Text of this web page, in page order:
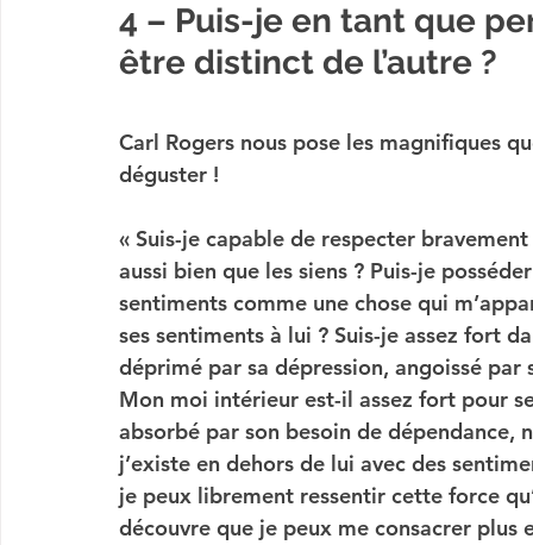
4 – Puis-je en tant que
être distinct de l’autre ?
Carl Rogers nous pose les magnifiques
déguster !
« Suis-je capable de respecter
aussi bien que les siens ? Puis-je
sentiments comme une chose qui
ses sentiments à lui ? Suis-je assez fort
déprimé par sa dépression, angoissé
Mon moi intérieur est-il assez fort pour
absorbé par son besoin de dépendance,
j’existe en dehors de lui avec des
je peux librement ressentir cette force
découvre que je peux me consacrer